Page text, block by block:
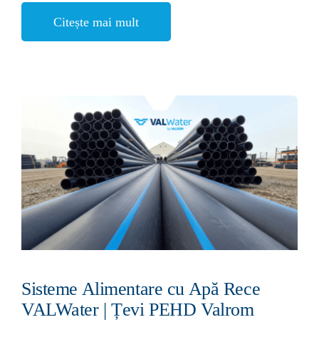
Citește mai mult
Sisteme Alimentare cu Apă Rece
VALWater | Țevi PEHD Valrom